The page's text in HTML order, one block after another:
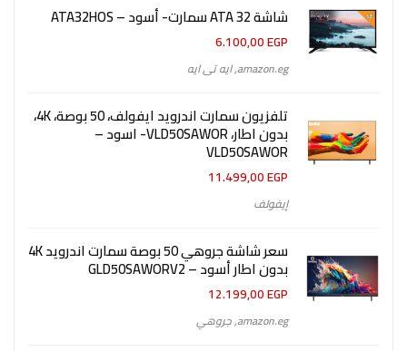
شاشة 32 ATA سمارت- أسود – ATA32HOS
6.100,00EGP
amazon.eg
,ايه تى ايه
تلفزيون سمارت اندرويد ايفولف، 50 بوصة، 4K،
بدون اطار، VLD50SAWOR- اسود –
VLD50SAWOR
11.499,00EGP
إيفولف
سعر شاشة جروهي 50 بوصة سمارت اندرويد 4K
بدون اطار أسود – GLD50SAWORV2
12.199,00EGP
amazon.eg
,جروهي